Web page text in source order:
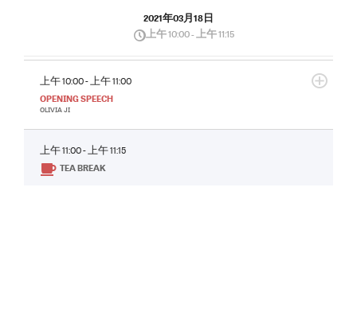
2021年03月18日
上午 10:00 - 上午 11:15
上午 10:00 - 上午 11:00
OPENING SPEECH
OLIVIA JI
上午 11:00 - 上午 11:15
TEA BREAK